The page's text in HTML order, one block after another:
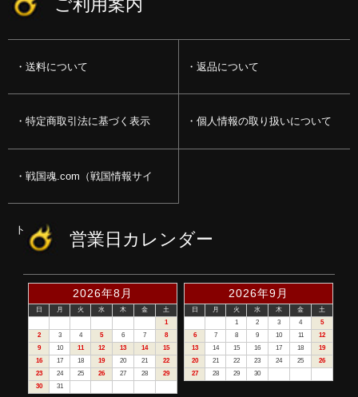
ご利用案内
送料について 返品について
特定商取引法に基づく表示 個人情報の取り扱いについて
戦国魂.com（戦国情報サイ
ト） 営業日カレンダー
2026年8月
日 月 火 水 木 金
土
1
2
3 4 5 6 7
8
9
10 11 12 13 14
15
16
17 18 19 20 21
22
23
24 25 26 27 28
29
30
31
2026年9月
日 月 火 水 木 金
土
1
2 3 4
5
6
7 8 9 10 11
12
13
14 15 16 17 18
19
20
21 22 23 24 25
26
27
28 29 30